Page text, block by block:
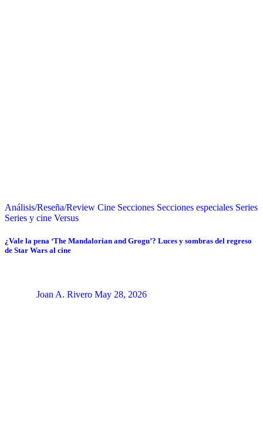
Análisis/Reseña/Review Cine Secciones Secciones especiales Series
Series y cine Versus
¿Vale la pena ‘The Mandalorian and Grogu’? Luces y sombras del regreso
de Star Wars al cine
Joan A. Rivero May 28, 2026